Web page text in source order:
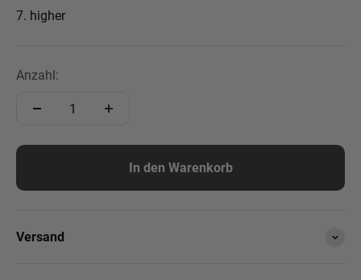
higher
Anzahl:
In den Warenkorb
Versand